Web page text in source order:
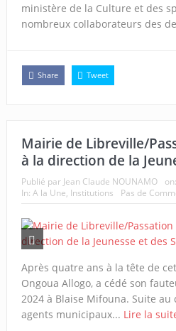
ministère de la Culture et des
nombreux collaborateurs des
Share Tweet
Mairie de Libreville/
à la direction de la
Publié par Jean Claude NOUNAMO on:
In: A la Une, Institutions Pas de
Après quatre ans à la tête de
Ongoua Allogo, a cédé son
2024 à Blaise Mifouna. Suite au
agents municipaux... Lire la